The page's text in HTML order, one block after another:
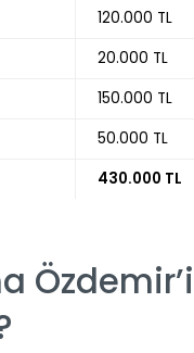
120.000 TL
20.000 TL
150.000 TL
50.000 TL
430.000 TL